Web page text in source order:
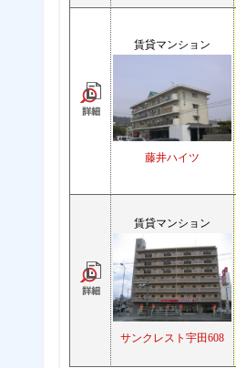
賃貸マンション
藤井ハイツ
賃貸マンション
サンクレスト宇田608